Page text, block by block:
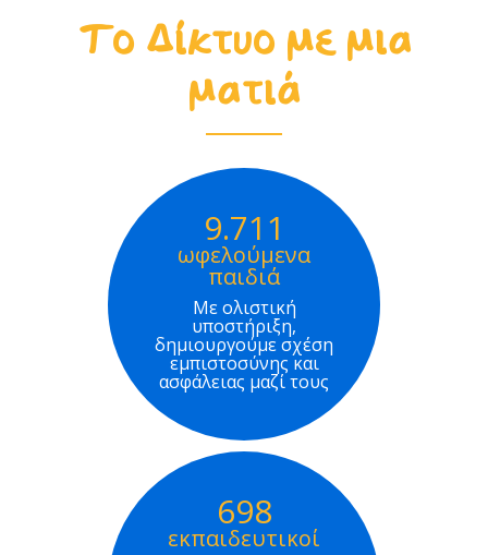
Το Δίκτυο με μια
ματιά
9.711
ωφελούμενα
παιδιά
Με ολιστική
υποστήριξη,
δημιουργούμε σχέση
εμπιστοσύνης και
ασφάλειας μαζί τους
698
εκπαιδευτικοί